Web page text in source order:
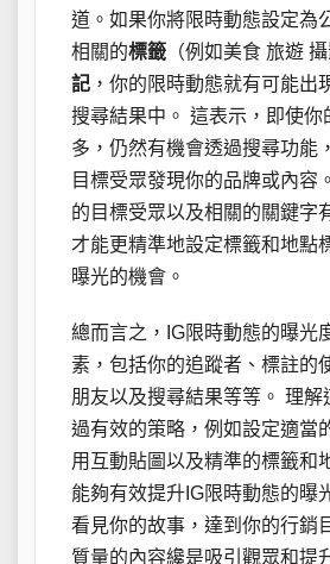
道。如果你將限時動態設定為
相關的標籤 （例如美食 旅遊
記 ，你的限時動態就有可能出
搜尋結果中。 這表示，即使你
多，仍然有機會透過搜尋功能
目標受眾發現你的品牌或內容
的目標受眾以及相關的關鍵字
才能更精準地設定標籤和地點
曝光的機會。
總而言之，IG限時動態的曝光
素，包括你的追蹤者、標註的
朋友以及搜尋結果等等。 理解
過有效的策略，例如設定適當
用互動貼圖以及精準的標籤和
能夠有效提升IG限時動態的曝
看見你的故事，達到你的行銷
質量的內容纔是吸引觀眾和提